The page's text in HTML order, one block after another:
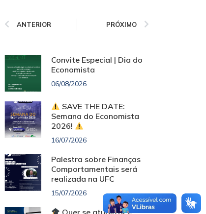
ANTERIOR PRÓXIMO
Convite Especial | Dia do
Economista
06/08/2026
SAVE THE DATE:
Semana do Economista
2026!
16/07/2026
Palestra sobre Finanças
Comportamentais será
realizada na UFC
15/07/2026
Quer se atualizar e